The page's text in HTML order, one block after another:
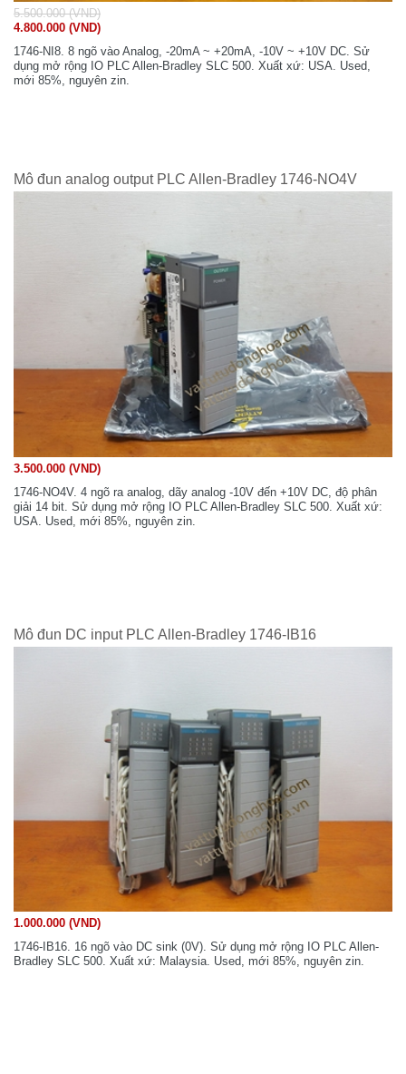
5.500.000 (VND)
4.800.000 (VND)
1746-NI8. 8 ngõ vào Analog, -20mA ~ +20mA, -10V ~ +10V DC. Sử
dụng mở rộng IO PLC Allen-Bradley SLC 500. Xuất xứ: USA. Used,
mới 85%, nguyên zin.
Mô đun analog output PLC Allen-Bradley 1746-NO4V
3.500.000 (VND)
1746-NO4V. 4 ngõ ra analog, dãy analog -10V đến +10V DC, độ phân
giải 14 bit. Sử dụng mở rộng IO PLC Allen-Bradley SLC 500. Xuất xứ:
USA. Used, mới 85%, nguyên zin.
Mô đun DC input PLC Allen-Bradley 1746-IB16
1.000.000 (VND)
1746-IB16. 16 ngõ vào DC sink (0V). Sử dụng mở rộng IO PLC Allen-
Bradley SLC 500. Xuất xứ: Malaysia. Used, mới 85%, nguyên zin.